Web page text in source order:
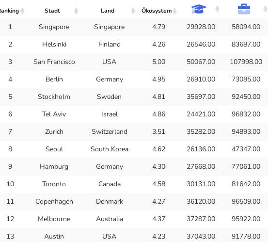
Stadt Land Ökosystem
1 Singapore Singapore 4.79 29928.00 58094.00
2
Helsinki Finland 4.26 26546.00 83687.00
3
San Francisco USA 5.00 50067.00 107998.00
4
Berlin Germany 4.95 26910.00 73085.00
5
Stockholm Sweden 4.81 35697.00 92450.00
6
Tel Aviv Israel 4.86 24421.00 96832.00
7
Zurich Switzerland 3.51 35282.00 94893.00
8
Seoul South Korea 4.62 26136.00 47347.00
9
Hamburg Germany 4.30 27668.00 77061.00
10
Toronto Canada 4.58 30131.00 81642.00
11
Copenhagen Denmark 4.27 36120.00 96509.00
12
Melbourne Australia 4.37 37287.00 95922.00
13
Austin USA 4.23 37043.00 91778.00